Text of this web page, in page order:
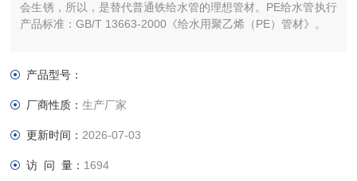
会生锈，所以，是替代普通铁给水管的理想管材。PE给水管执行
产品标准：GB/T 13663-2000《给水用聚乙烯（PE）管材》。
产品型号：
厂商性质：生产厂家
更新时间： 2026-07-03
访 问 量： 1694